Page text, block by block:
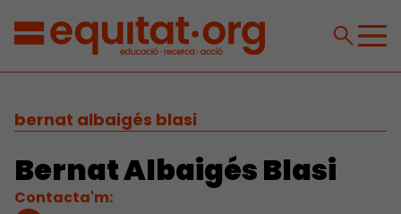
bernat albaigés blasi
Bernat Albaigés Blasi
Contacta'm: